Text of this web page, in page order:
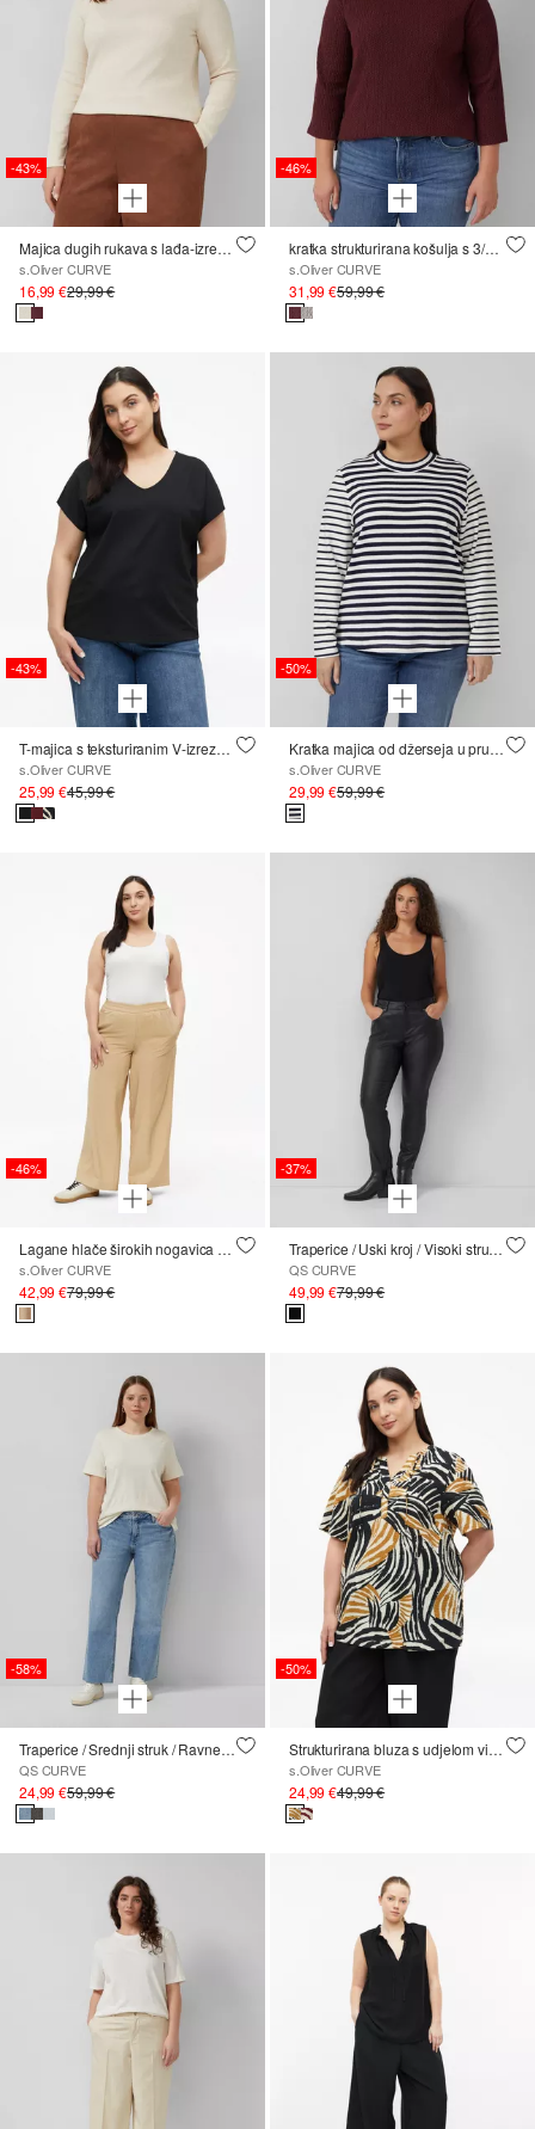
-43%
Majica dugih rukava s lađa-izrezom
s.Oliver CURVE
16,99 €29,99 €
-46%
kratka strukturirana košulja s 3/4 rukavima
s.Oliver CURVE
31,99 €59,99 €
-43%
T-majica s teksturiranim V-izrezom i ležernim krojem
s.Oliver CURVE
25,99 €45,99 €
-50%
Kratka majica od džerseja u prugastoj mješavini
s.Oliver CURVE
29,99 €59,99 €
-46%
Lagane hlače širokih nogavica s elastičnim pojasom
s.Oliver CURVE
42,99 €79,99 €
-37%
Traperice / Uski kroj / Visoki struk / Uske nogavice / Premaz
QS CURVE
49,99 €79,99 €
-58%
Traperice / Srednji struk / Ravne nogavice
QS CURVE
24,99 €59,99 €
-50%
Strukturirana bluza s udjelom viskoze i printom po čitavoj površini
s.Oliver CURVE
24,99 €49,99 €